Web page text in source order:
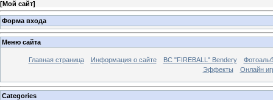
[Мой сайт]
Форма входа
Меню сайта
Главная страница Информация о сайте BC "FIREBALL" Bendery
Эффекты
Онлайн
Categories